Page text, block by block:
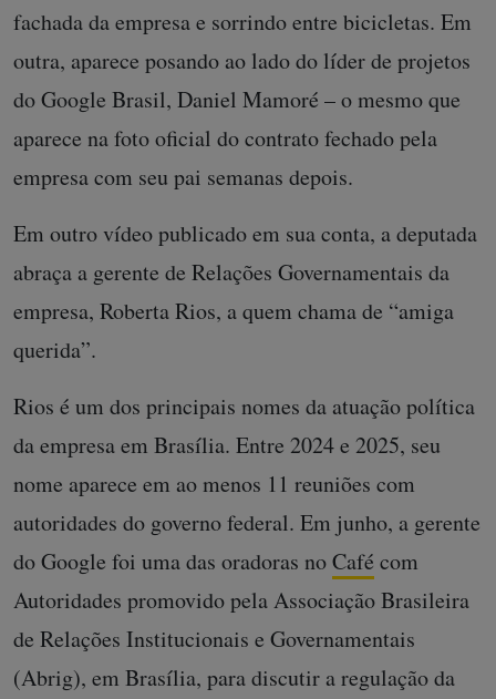
fachada da empresa e sorrindo entre bicicletas. Em
outra, aparece posando ao lado do líder de projetos
do Google Brasil, Daniel Mamoré – o mesmo que
aparece na foto oficial do contrato fechado pela
empresa com seu pai semanas depois.
Em outro vídeo publicado em sua conta, a deputada
abraça a gerente de Relações Governamentais da
empresa, Roberta Rios, a quem chama de “amiga
querida”.
Rios é um dos principais nomes da atuação política
da empresa em Brasília. Entre 2024 e 2025, seu
nome aparece em ao menos 11 reuniões com
autoridades do governo federal. Em junho, a gerente
do Google foi uma das oradoras noCafé com
Autoridades promovido pela Associação Brasileira
de Relações Institucionais e Governamentais
(Abrig), em Brasília, para discutir a regulação da